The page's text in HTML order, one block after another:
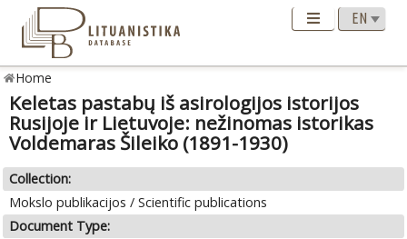
Home
Keletas pastabų iš asirologijos istorijos
Rusijoje ir Lietuvoje: nežinomas istorikas
Voldemaras Šileiko (1891-1930)
Collection:
Mokslo publikacijos / Scientific publications
Document Type: